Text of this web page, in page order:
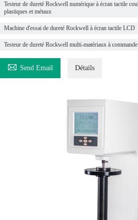
Testeur de dureté Rockwell numérique à écran tactile
plastiques et métaux
Machine d'essai de dureté Rockwell à écran tactile LCD
Testeur de dureté Rockwell multi-matériaux à
 Send Email Détails